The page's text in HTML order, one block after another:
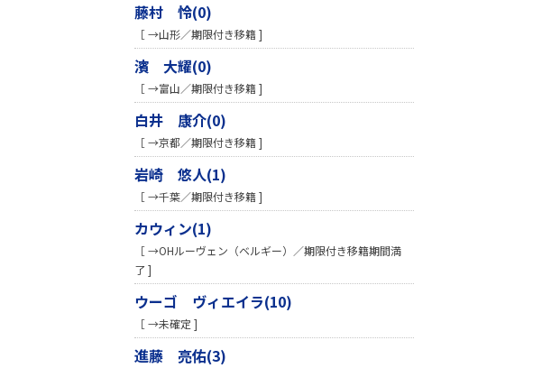
藤村 怜(0)
［ →山形／期限付き移籍 ]
濱 大耀(0)
［ →富山／期限付き移籍 ]
白井 康介(0)
［ →京都／期限付き移籍 ]
岩崎 悠人(1)
［ →千葉／期限付き移籍 ]
カウィン(1)
［ →OHルーヴェン（ベルギー）／期限付き移籍期間満
了 ]
ウーゴ ヴィエイラ(10)
［ →未確定 ]
進藤 亮佑(3)